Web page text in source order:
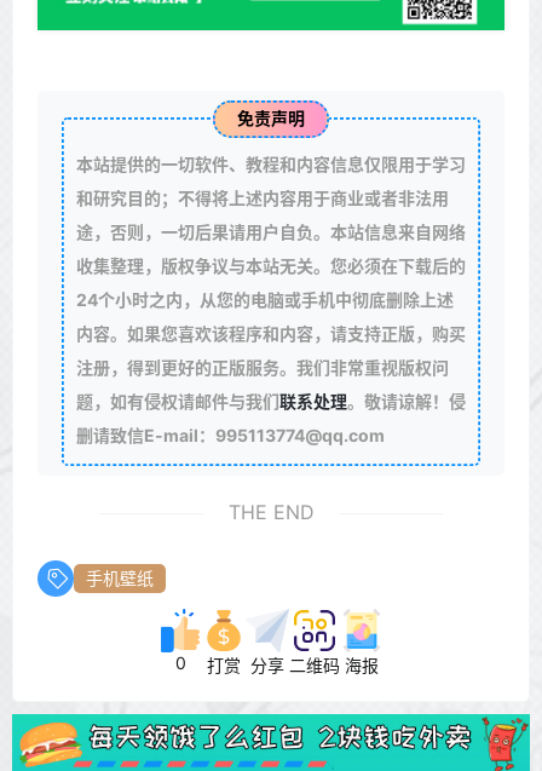
免责声明
本站提供的一切软件、教程和内容信息仅限用于学习
和研究目的；不得将上述内容用于商业或者非法用
途，否则，一切后果请用户自负。本站信息来自网络
收集整理，版权争议与本站无关。您必须在下载后的
24个小时之内，从您的电脑或手机中彻底删除上述
内容。如果您喜欢该程序和内容，请支持正版，购买
注册，得到更好的正版服务。我们非常重视版权问
题，如有侵权请邮件与我们联系处理。敬请谅解！侵
删请致信E-mail：995113774@qq.com
THE END
手机壁纸
0 打赏 分享 二维码 海报